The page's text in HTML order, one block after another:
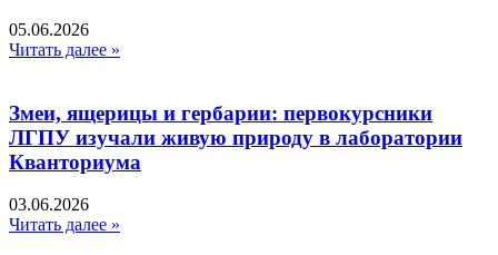
05.06.2026
Читать далее »
Змеи, ящерицы и гербарии: первокурсники
ЛГПУ изучали живую природу в лаборатории
Кванториума
03.06.2026
Читать далее »